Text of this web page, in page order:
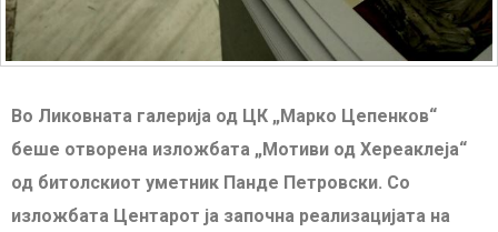
Во Ликовната галерија од ЦК „Марко Цепенков“
беше отворена изложбата „Мотиви од Хереаклеја“
од битолскиот уметник Панде Петровски. Со
изложбата Центарот ја започна реализацијата на